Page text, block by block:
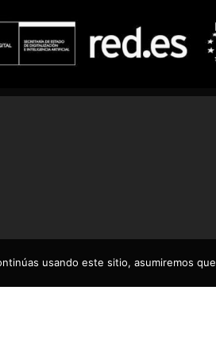
usando este sitio, asumiremos